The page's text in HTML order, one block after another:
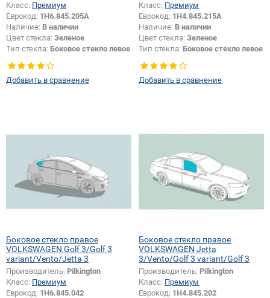
Класс: Премиум
Еврокод: 1H6.845.205A
Наличие: В наличии
Цвет стекла: Зеленое
Тип стекла: Боковое стекло левое
Добавить в сравнение
Класс: Премиум
Еврокод: 1H4.845.215A
Наличие: В наличии
Цвет стекла:Зеленое
Тип стекла: Боковое стекло левое
Добавить в сравнение
Боковое стекло правое
VOLKSWAGEN Golf 3/Golf 3
variant/Vento/Jetta 3
Производитель: Pilkington
Класс: Премиум
Еврокод: 1H6.845.042
Боковое стекло правое
VOLKSWAGEN Jetta
3/Vento/Golf 3 variant/Golf 3
Производитель: Pilkington
Класс: Премиум
Еврокод: 1H4.845.202